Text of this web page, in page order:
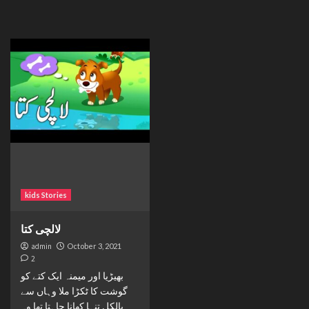
kids Stories
لالچی کتا
admin October 3, 2021
2
بھیڑیا اور میمنہ ایک کتے کو
گوشت کا ٹکڑا ملا وہاں سے
بالکل تنہا کھانا چاہتا تھا وہ